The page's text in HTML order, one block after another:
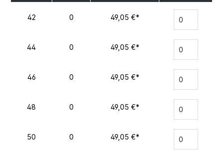
42 0 49,05 €*
44 0 49,05 €*
46 0 49,05 €*
48 0 49,05 €*
50 0 49,05 €*